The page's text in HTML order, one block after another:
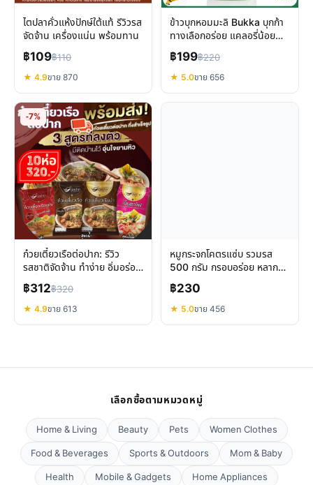
ไตปลาคั่วแห้งปักษ์ใต้แท้ รีวิวรส
จัดจ้าน เครื่องแน่น พร้อมทาน
฿109฿110
★ 4.9ขาย 870
ข้าวบุกหอมมะลิ Bukka บุกก้า
ทางเลือกอร่อย แคลอรี่น้อย
คุมน้ำตาล พร้อมทาน
฿199฿220
★ 5.0ขาย 656
-7%
ก๋วยเตี๋ยวเรือต่อปาก: รีวิว
รสชาติจัดจ้าน ทำง่าย อิ่มอร่อย
ได้ที่บ้าน
฿312฿320
★ 4.9ขาย 613
หมูกระจกโคตรแซ่บ รวมรส
500 กรัม กรอบอร่อย หลากรส
ไม่ซ้ำใคร
฿230
★ 5.0ขาย 456
เลือกซื้อตามหมวดหมู่
Home & Living Beauty Pets
Women Clothes
Food & Beverages
Sports & Outdoors
Mom & Baby
Health
Mobile & Gadgets
Home Appliances